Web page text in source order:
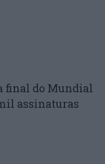
final do Mundial
assinaturas